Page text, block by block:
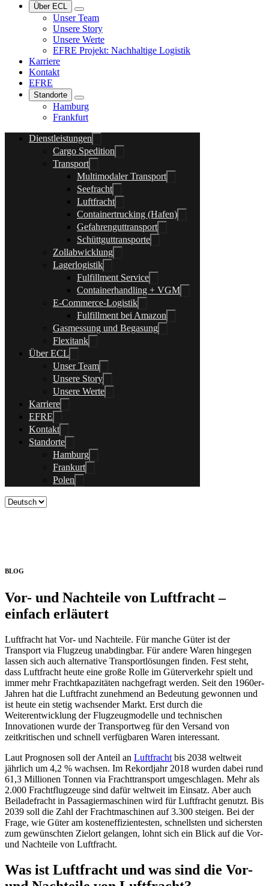
Über ECL
Unser Team
Unsere Story
Unsere Werte
EFRE Projekt: Nachhaltige Logistik
Karriere
Kontakt
EFRE
Standorte
Hamburg
Frankfurt
Dienstleistungen
Cargo Spedition
Transport
Multimodaler Transport
Seefracht
Luftfracht
Containertrucking (Hafen)
Gefahrenguttransport
Schüttguttransporte
Zollabwicklung
Lagerlogistik
Fulfillment Service
Containerhandling + VGM
E-Commerce-Logistik
Fulfillment bei Amazon
Gasmessung und Begasung
Flexitank
Über ECL
Unser Team
Unsere Story
Unsere Werte
Karriere
EFRE
Kontakt
Standorte
Hamburg
Frankurt
Polen
BLOG
Vor- und Nachteile von Luftfracht –
einfach erläutert
Luftfracht hat Vor- und Nachteile. Für manche Güter ist der
Transport via Flugzeug unabdingbar. Für andere Waren hingegen
lassen sich auch alternative Transportlösungen finden. Fest steht,
dass Luftfracht heute eine große Rolle im Güterverkehr spielt und
immer mehr Frachtkapazitäten nachgefragt werden. Seit den 1960er-
Jahren hat die Luftfracht zunehmend an Bedeutung gewonnen und
ist heute ein stetig wachsender Markt. Erst durch die
Weiterentwicklung der Flugzeugmodelle und technischen
Innovationen wurde der Transportweg für den Versand von
zeitkritischen und schnell verfügbaren Waren interessant.
Laut Prognosen soll der Anteil an Luftfracht bis 2038 weltweit
jährlich um 4,2 % wachsen. Im Rekordjahr 2018 wurden dabei rund
61,3 Millionen Tonnen via Frachttransport umgeschlagen. Mehr als
2.000 Frachtflugzeuge sind dafür weltweit im Einsatz. Aber auch
Beiladefracht in Passagiermaschinen wird für Luftfracht genutzt. Bis
2039 soll die Zahl der Frachtmaschinen auf 3.300 steigen. Bei der
Frage, wie Güter am kosteneffizientesten, schnellsten und sichersten
zum gewünschten Zielort gelangen, lohnt sich ein Blick auf die Vor-
und Nachteile von Luftfracht.
Was ist Luftfracht und was sind die Vor-